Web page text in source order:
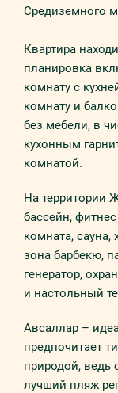
Средиземного
Квартира
планировка
комнату с
комнату и
без мебели, в
кухонным
комнатой.
На территории
бассейн,
комната, сауна,
зона барбекю,
генератор,
и настольный
Авсаллар –
предпочитает
природой, ведь
лучший пляж